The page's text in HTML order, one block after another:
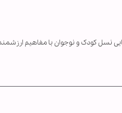
نسل کودک و نوجوان با مفاهیم